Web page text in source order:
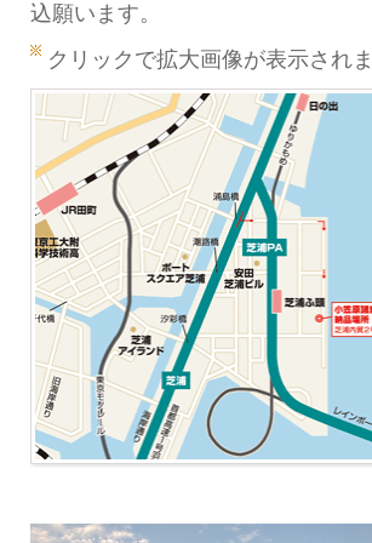
込願います。
クリックで拡大画像が表示されま